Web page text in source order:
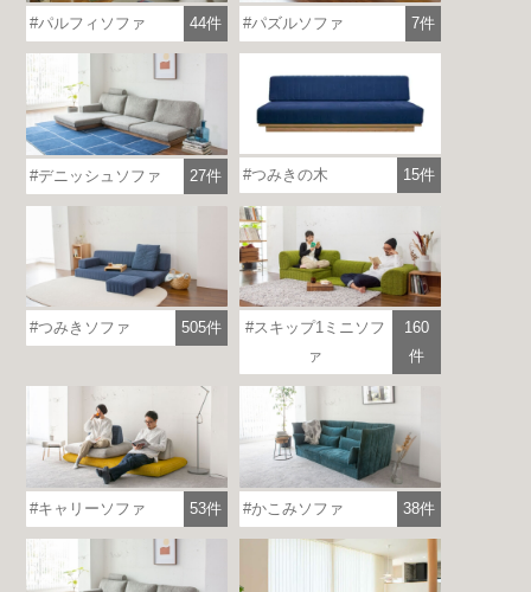
パルフィソファ 44件 パズルソファ 7件
デニッシュソファ 27件 つみきの木 15件
つみきソファ 505件
スキップ1ミニソフ
ァ
160
件
キャリーソファ 53件 かこみソファ 38件